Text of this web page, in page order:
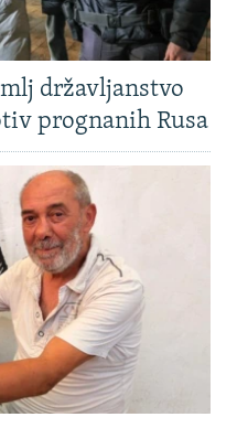
državljanstvo
prognanih Rusa